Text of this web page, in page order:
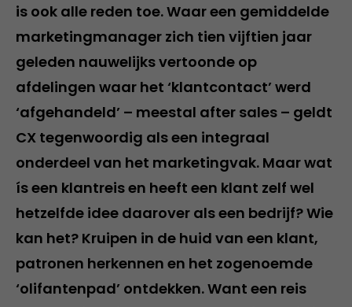
is ook alle reden toe. Waar een gemiddelde
marketingmanager zich tien vijftien jaar
geleden nauwelijks vertoonde op
afdelingen waar het ‘klantcontact’ werd
‘afgehandeld’ – meestal after sales – geldt
CX tegenwoordig als een integraal
onderdeel van het marketingvak. Maar wat
ís een klantreis en heeft een klant zelf wel
hetzelfde idee daarover als een bedrijf? Wie
kan het? Kruipen in de huid van een klant,
patronen herkennen en het zogenoemde
‘olifantenpad’ ontdekken. Want een reis